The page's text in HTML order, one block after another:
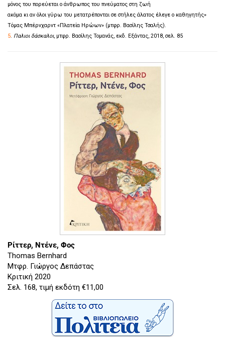
μόνος του πορεύεται ο άνθρωπος του πνεύματος στη ζωή
ακόμα κι αν όλοι γύρω του μετατρέπονται σε στήλες άλατος έλεγε ο καθηγητής»
Τόμας Μπέρνχαρντ «Πλατεία Ηρώων» (μτφρ. Βασίλης Τσαλής).
5. Παλιοι δάσκαλοι, μτφρ. Βασίλης Τομανάς, εκδ. Εξάντας, 2018, σελ. 85
Ρίττερ, Ντένε, Φος
Thomas Bernhard
Μτφρ. Γιώργος Δεπάστας
Κριτική 2020
Σελ. 168, τιμή εκδότη €11,00